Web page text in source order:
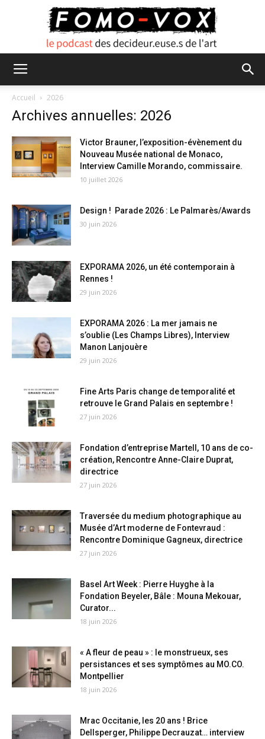
Accueil 2026
Archives annuelles: 2026
Victor Brauner, l’exposition-évènement du
Nouveau Musée national de Monaco,
Interview Camille Morando, commissaire.
10 juillet 2026
Design ! Parade 2026 : Le Palmarès/Awards
30 juin 2026
EXPORAMA 2026, un été contemporain à
Rennes !
29 juin 2026
EXPORAMA 2026 : La mer jamais ne
s’oublie (Les Champs Libres), Interview
Manon Lanjouère
29 juin 2026
Fine Arts Paris change de temporalité et
retrouve le Grand Palais en septembre !
27 juin 2026
Fondation d’entreprise Martell, 10 ans de co-
création, Rencontre Anne-Claire Duprat,
directrice
27 juin 2026
Traversée du medium photographique au
Musée d’Art moderne de Fontevraud :
Rencontre Dominique Gagneux, directrice
27 juin 2026
Basel Art Week : Pierre Huyghe à la
Fondation Beyeler, Bâle : Mouna Mekouar,
Curator...
18 juin 2026
« A fleur de peau » : le monstrueux, ses
persistances et ses symptômes au MO.CO.
Montpellier
18 juin 2026
Mrac Occitanie, les 20 ans ! Brice
Dellsperger, Philippe Decrauzat… interview